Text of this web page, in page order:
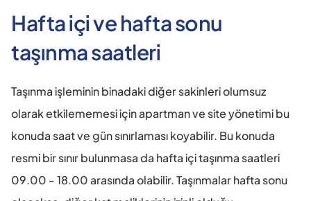
Hafta içi ve hafta sonu
taşınma saatleri
Taşınma işleminin binadaki diğer sakinleri olumsuz
olarak etkilememesi için apartman ve site yönetimi bu
konuda saat ve gün sınırlaması koyabilir. Bu konuda
resmi bir sınır bulunmasa da hafta içi taşınma saatleri
09.00 - 18.00 arasında olabilir. Taşınmalar hafta sonu